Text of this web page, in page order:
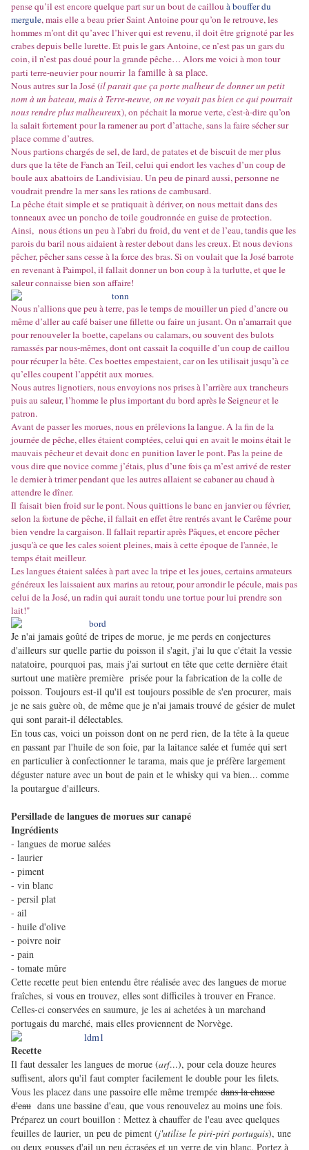
pense qu’il est encore quelque part sur un bout de caillou à bouffer du
mergule, mais elle a beau prier Saint Antoine pour qu’on le retrouve, les
hommes m’ont dit qu’avec l’hiver qui est revenu, il doit être grignoté par les
crabes depuis belle lurette. Et puis le gars Antoine, ce n’est pas un gars du
coin, il n’est pas doué pour la grande pêche… Alors me voici à mon tour
parti terre-neuvier pour nourrirla famille à sa place.
Nous autres sur la José (il parait que ça porte malheur de donner un petit
nom à un bateau, mais à Terre-neuve, on ne voyait pas bien ce qui pourrait
nous rendre plus malheureux), on péchait la morue verte, c'est-à-dire qu’on
la salait fortement pour la ramener au port d’attache, sans la faire sécher sur
place comme d’autres.
Nous partions chargés de sel, de lard, de patates et de biscuit de mer plus
durs que la tête de Fanch an Teil, celui qui endort les vaches d’un coup de
boule aux abattoirs de Landivisiau. Un peu de pinard aussi, personne ne
voudrait prendre la mer sans les rations de cambusard.
La pêche était simple et se pratiquait à dériver, on nous mettait dans des
tonneaux avec un poncho de toile goudronnée en guise de protection.
Ainsi, nous étions un peu à l'abri du froid, du vent et de l’eau, tandis que les
parois du baril nous aidaient à rester debout dans les creux. Et nous devions
pêcher, pêcher sans cesse à la force des bras. Si on voulait que la José barrote
en revenant à Paimpol, il fallait donner un bon coup à la turlutte, et que le
saleur connaisse bien son affaire!
Nous n’allions que peu à terre, pas le temps de mouiller un pied d’ancre ou
même d’aller au café baiser une fillette ou faire un jusant. On n’amarrait que
pour renouveler la boette, capelans ou calamars, ou souvent des bulots
ramassés par nous-mêmes, dont ont cassait la coquille d’un coup de caillou
pour récuper la bête. Ces boettes empestaient, car on les utilisait jusqu’à ce
qu’elles coupent l’appétit aux morues.
Nous autres lignotiers, nous envoyions nos prises à l’arrière aux trancheurs
puis au saleur, l’homme le plus important du bord après le Seigneur et le
patron.
Avant de passer les morues, nous en prélevions la langue. A la fin de la
journée de pêche, elles étaient comptées, celui qui en avait le moins était le
mauvais pêcheur et devait donc en punition laver le pont. Pas la peine de
vous dire que novice comme j’étais, plus d’une fois ça m’est arrivé de rester
le dernier à trimer pendant que les autres allaient se cabaner au chaud à
attendre le dîner.
Il faisait bien froid sur le pont. Nous quittions le banc en janvier ou février,
selon la fortune de pêche, il fallait en effet être rentrés avant le Carême pour
bien vendre la cargaison. Il fallait repartir après Pâques, et encore pêcher
jusqu'à ce que les cales soient pleines, mais à cette époque de l'année, le
temps était meilleur.
Les langues étaient salées à part avec la tripe et les joues, certains armateurs
généreux les laissaient aux marins au retour, pour arrondir le pécule, mais pas
celui de la José, un radin qui aurait tondu une tortue pour lui prendre son
lait!"
Je n'ai jamais goûté de tripes de morue, je me perds en conjectures
d'ailleurs sur quelle partie du poisson il s'agit, j'ai lu que c'était la vessie
natatoire, pourquoi pas, mais j'ai surtout en tête que cette dernière était
surtout une matière première prisée pour la fabrication de la colle de
poisson. Toujours est-il qu'il est toujours possible de s'en procurer, mais
je ne sais guère où, de même que je n'ai jamais trouvé de gésier de mulet
qui sont parait-il délectables.
En tous cas, voici un poisson dont on ne perd rien, de la tête à la queue
en passant par l'huile de son foie, par la laitance salée et fumée qui sert
en particulier à confectionner le tarama, mais que je préfère largement
déguster nature avec un bout de pain et le whisky qui va bien... comme
la poutargue d'ailleurs.
Persillade de langues de morues sur canapé
Ingrédients
- langues de morue salées
- laurier
- piment
- vin blanc
- persil plat
- ail
- huile d'olive
- poivre noir
- pain
- tomate mûre
Cette recette peut bien entendu être réalisée avec des langues de morue
fraîches, si vous en trouvez, elles sont difficiles à trouver en France.
Celles-ci conservées en saumure, je les ai achetées à un marchand
portugais du marché, mais elles proviennent de Norvège.
Recette
Il faut dessaler les langues de morue (arf...), pour cela douze heures
suffisent, alors qu'il faut compter facilement le double pour les filets.
Vous les placez dans une passoire elle même trempée dans la chasse
d'eau dans une bassine d'eau, que vous renouvelez au moins une fois.
Préparez un court bouillon : Mettez à chauffer de l'eau avec quelques
feuilles de laurier, un peu de piment (j'utilise le piri-piri portugais), une
ou deux gousses d'ail un peu écrasées et un verre de vin blanc. Portez à